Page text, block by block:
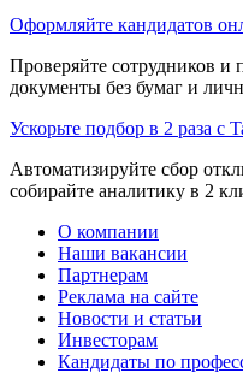
Оформляйте кандидатов
Проверяйте сотрудников и
документы без бумаг и
Ускорьте подбор в 2 раза с
Автоматизируйте сбор
собирайте аналитику в 2
О компании
Наши вакансии
Партнерам
Реклама на сайте
Новости и статьи
Инвесторам
Кандидаты по